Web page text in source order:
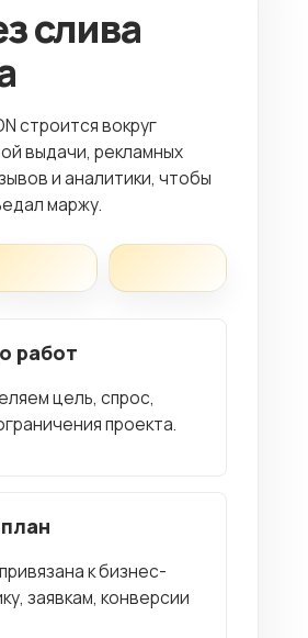
слива
строится вокруг
выдачи, рекламных
и аналитики, чтобы
маржу.
работ
цель, спрос,
проекта.
к бизнес-
заявкам, конверсии